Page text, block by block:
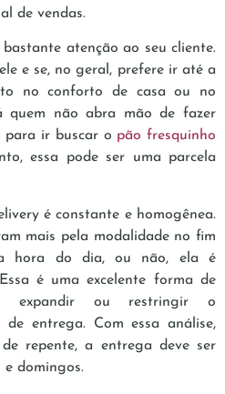
de vendas.
atenção ao seu cliente.
e se, no geral, prefere ir até a
no conforto de casa ou no
quem não abra mão de fazer
para ir buscar o pão fresquinho
essa pode ser uma parcela
é constante e homogênea.
mais pela modalidade no fim
hora do dia, ou não, ela é
é uma excelente forma de
expandir ou restringir o
entrega. Com essa análise,
repente, a entrega deve ser
domingos.